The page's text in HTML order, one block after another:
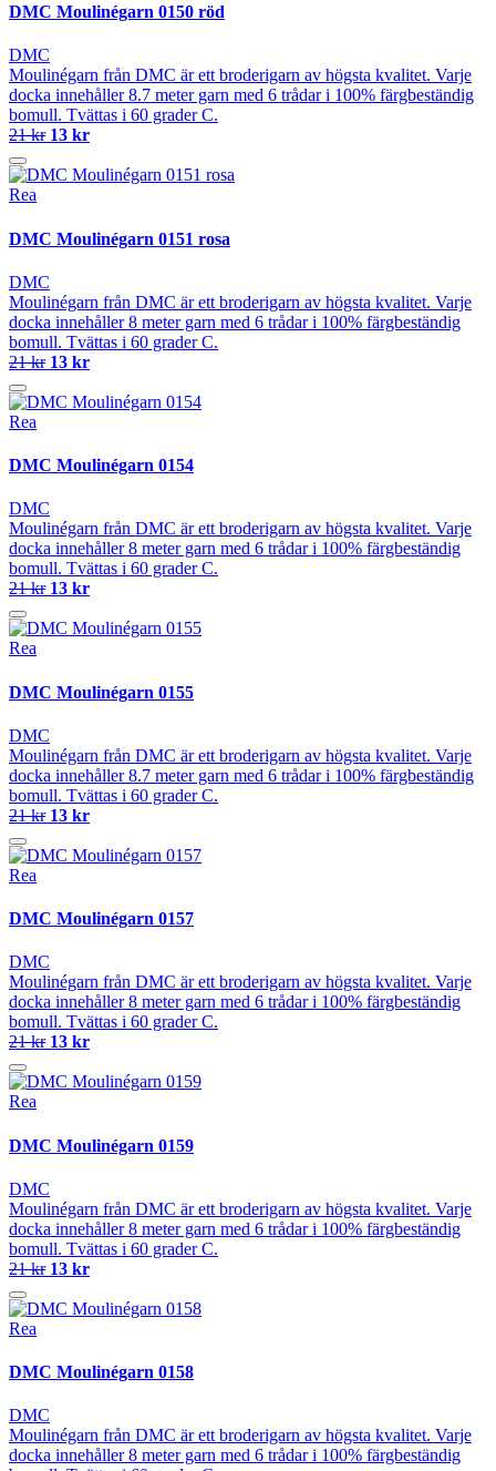
DMC Moulinégarn 0150 röd
DMC
Moulinégarn från DMC är ett broderigarn av högsta kvalitet. Varje
docka innehåller 8.7 meter garn med 6 trådar i 100% färgbeständig
bomull. Tvättas i 60 grader C.
21 kr 13 kr
Rea
DMC Moulinégarn 0151 rosa
DMC
Moulinégarn från DMC är ett broderigarn av högsta kvalitet. Varje
docka innehåller 8 meter garn med 6 trådar i 100% färgbeständig
bomull. Tvättas i 60 grader C.
21 kr 13 kr
Rea
DMC Moulinégarn 0154
DMC
Moulinégarn från DMC är ett broderigarn av högsta kvalitet. Varje
docka innehåller 8 meter garn med 6 trådar i 100% färgbeständig
bomull. Tvättas i 60 grader C.
21 kr 13 kr
Rea
DMC Moulinégarn 0155
DMC
Moulinégarn från DMC är ett broderigarn av högsta kvalitet. Varje
docka innehåller 8.7 meter garn med 6 trådar i 100% färgbeständig
bomull. Tvättas i 60 grader C.
21 kr 13 kr
Rea
DMC Moulinégarn 0157
DMC
Moulinégarn från DMC är ett broderigarn av högsta kvalitet. Varje
docka innehåller 8 meter garn med 6 trådar i 100% färgbeständig
bomull. Tvättas i 60 grader C.
21 kr 13 kr
Rea
DMC Moulinégarn 0159
DMC
Moulinégarn från DMC är ett broderigarn av högsta kvalitet. Varje
docka innehåller 8 meter garn med 6 trådar i 100% färgbeständig
bomull. Tvättas i 60 grader C.
21 kr 13 kr
Rea
DMC Moulinégarn 0158
DMC
Moulinégarn från DMC är ett broderigarn av högsta kvalitet. Varje
docka innehåller 8 meter garn med 6 trådar i 100% färgbeständig